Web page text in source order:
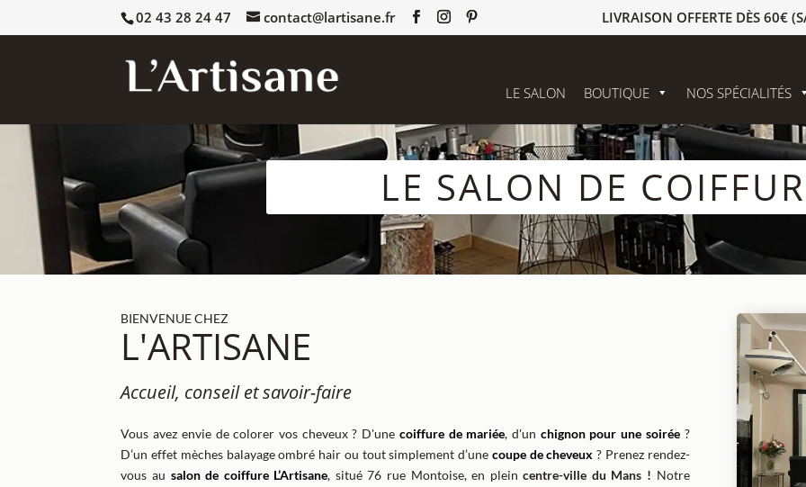
02 43 28 24 47 contact@lartisane.fr LIVRAISON OFFERTE DÈS 60€
LE SALON BOUTIQUE NOS SPÉCIALITÉS
LE SALON DE
BIENVENUE CHEZ
L'ARTISANE
Accueil, conseil et savoir-faire
Vous avez envie de colorer vos cheveux ? D'une coiffure de mariée, d'un chignon pour une soirée?
D’un effet mèches balayage ombré hair ou tout simplement d’une coupe de cheveux ? Prenez rendez-
vous au salon de coiffure L’Artisane, situé 76 rue Montoise, en pleincentre-ville du Mans ! Notre